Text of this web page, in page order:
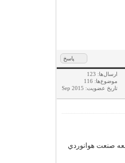
پاسخ
ارسال‌ها: 123
موضوع‌ها: 116
تاریخ عضویت: Sep 2015
صنعت هوانوردي